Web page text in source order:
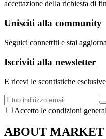
accettazione della richiesta di
Unisciti alla community
Seguici connettiti e stai
Iscriviti alla newsletter
E ricevi le scontistiche
Accetto le condizioni
ABOUT MARKET